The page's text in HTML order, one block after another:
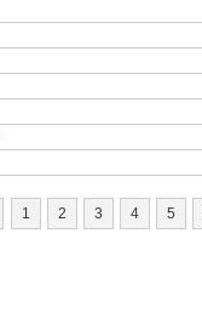
1 2 3 4 5